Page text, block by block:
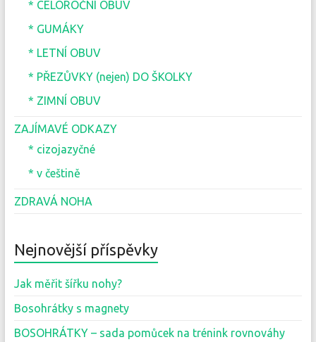
* CELOROČNÍ OBUV
* GUMÁKY
* LETNÍ OBUV
* PŘEZŮVKY (nejen) DO ŠKOLKY
* ZIMNÍ OBUV
ZAJÍMAVÉ ODKAZY
* cizojazyčné
* v češtině
ZDRAVÁ NOHA
Nejnovější příspěvky
Jak měřit šířku nohy?
Bosohrátky s magnety
BOSOHRÁTKY – sada pomůcek na trénink rovnováhy